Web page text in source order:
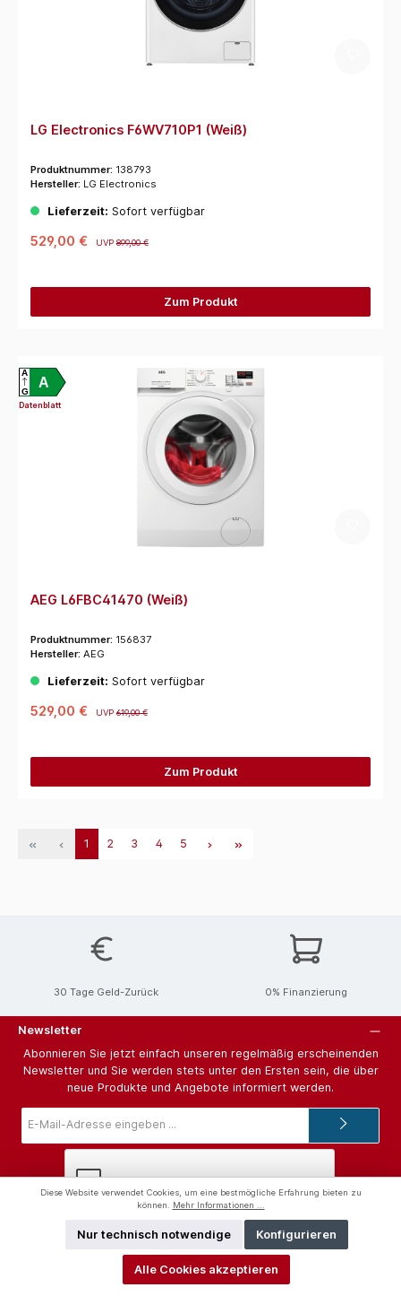
LG Electronics F6WV710P1 (Weiß)
Produktnummer: 138793
Hersteller: LG Electronics
Lieferzeit: Sofort verfügbar
529,00 € UVP899,00 €
Zum Produkt
A
A
G
Datenblatt
AEG L6FBC41470 (Weiß)
Produktnummer: 156837
Hersteller: AEG
Lieferzeit: Sofort verfügbar
529,00 € UVP619,00 €
Zum Produkt
1 2 3 4 5
30 Tage Geld-Zurück 0% Finanzierung
Newsletter
Abonnieren Sie jetzt einfach unseren regelmäßig erscheinenden
Newsletter und Sie werden stets unter den Ersten sein, die über
neue Produkte und Angebote informiert werden.
Mail-
Ich habe die Datenschutzbestimmungen
zur Kenntnis genommen
AGB gelesen und bin mit ihnen einverstanden.
Diese Website verwendet Cookies, um eine bestmögliche Erfahrung bieten zu
können.
Mehr Informationen ...
Nur technisch notwendige Konfigurieren
Alle Cookies akzeptieren